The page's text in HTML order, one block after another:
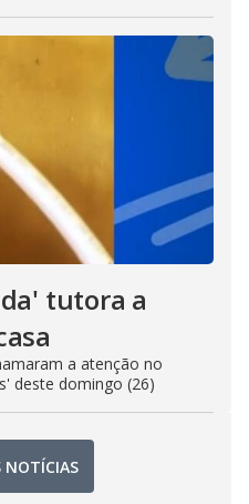
tutora a
a atenção no
deste domingo (26)
NOTÍCIAS